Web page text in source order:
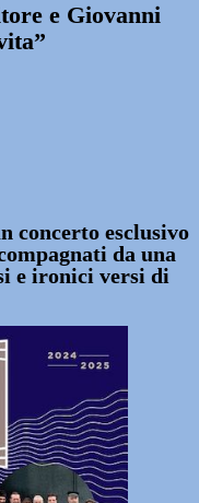
e Giovanni
concerto esclusivo
da una
e ironici versi di